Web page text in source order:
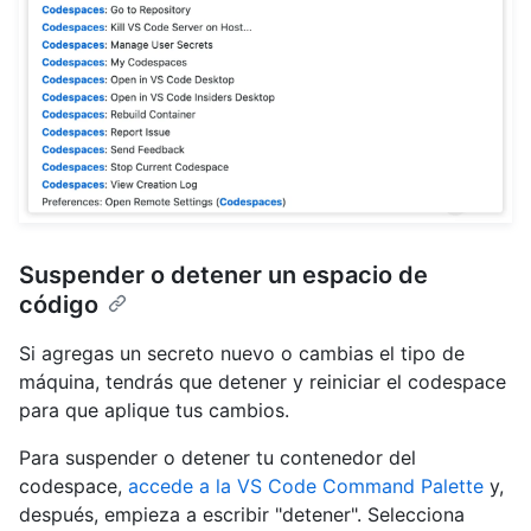
Suspender o detener un espacio de
código
Si agregas un secreto nuevo o cambias el tipo de
máquina, tendrás que detener y reiniciar el codespace
para que aplique tus cambios.
Para suspender o detener tu contenedor del
codespace, accede a la VS Code Command Palette y,
después, empieza a escribir "detener". Selecciona